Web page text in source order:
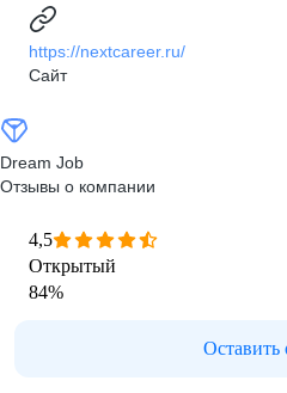
https://nextcareer.ru/
Сайт
Dream Job
Отзывы о компании
4,5
Открытый
84%
Оставить